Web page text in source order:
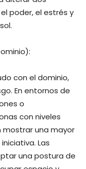
poder, el estrés y
con el dominio,
En entornos de
o
con niveles
una mayor
Las
una postura de